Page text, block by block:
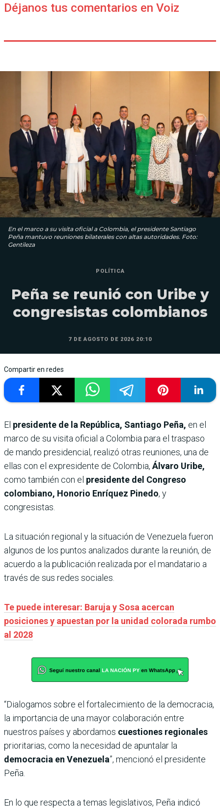
Déjanos tus comentarios en Voiz
En el marco a su visita oficial a Colombia, el presidente Santiago
Peña mantuvo reuniones bilaterales con altas autoridades. Foto:
Gentileza
POLÍTICA
Peña se reunió con Uribe y
congresistas colombianos
7 DE AGOSTO DE 2026 20:10
Compartir en redes
El presidente de la República, Santiago Peña, en el
marco de su visita oficial a Colombia para el traspaso
de mando presidencial, realizó otras reuniones, una de
ellas con el expresidente de Colombia, Álvaro Uribe,
como también con el presidente del Congreso
colombiano, Honorio Enríquez Pinedo, y
congresistas.
La situación regional y la situación de Venezuela fueron
algunos de los puntos analizados durante la reunión, de
acuerdo a la publicación realizada por el mandatario a
través de sus redes sociales.
Te puede interesar: Baruja y Sosa acercan
posiciones y apuestan por la unidad colorada rumbo
al 2028
“Dialogamos sobre el fortalecimiento de la democracia,
la importancia de una mayor colaboración entre
nuestros países y abordamos cuestiones regionales
prioritarias, como la necesidad de apuntalar la
democracia en Venezuela”, mencionó el presidente
Peña.
En lo que respecta a temas legislativos, Peña indicó